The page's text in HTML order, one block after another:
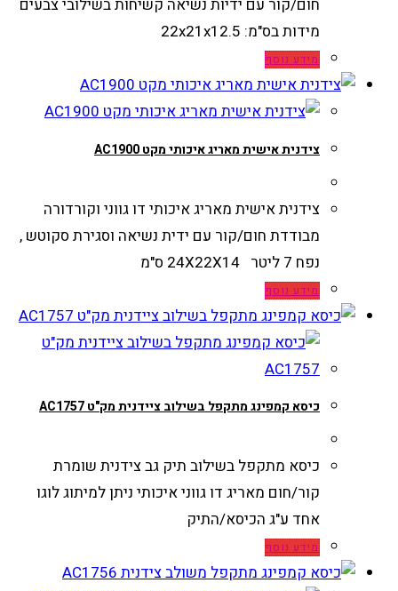
חום/קור עם ידיות נשיאה קשיחות בשילובי צבעים
מידות בס"מ: 22x21x12.5
מידע נוסף
צידנית אישית מאריג איכותי מקט AC1900
צידנית אישית מאריג איכותי דו גווני וקורדורה
מבודדת חום/קור עם ידית נשיאה וסגירת סקוטש ,
נפח 7 ליטר 24X22X14 ס"מ
מידע נוסף
כיסא קמפינג מתקפל בשילוב ציידנית מק"ט AC1757
כיסא מתקפל בשילוב תיק גב צידנית שומרת
קור/חום מאריג דו גווני איכותי ניתן למיתוג לוגו
אחד ע"ג הכיסא/התיק
מידע נוסף